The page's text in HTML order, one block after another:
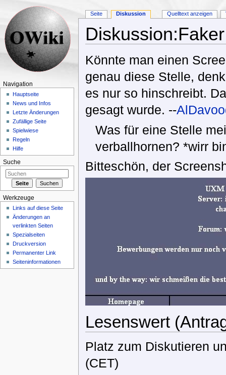
Diskussion:Faker
Könnte man einen
genau diese Stelle,
es nur so hinschreibt.
gesagt wurde. --
Was für eine Stelle
verballhornen? *wirr
Bitteschön, der
Lesenswert
Platz zum Diskutieren
(CET)
Seite Diskussion Quelltext anzeigen
Navigation
Hauptseite
News und Infos
Letzte Änderungen
Zufällige Seite
Spielwiese
Regeln
Hilfe
Suche
Werkzeuge
Links auf diese Seite
Änderungen an
verlinkten Seiten
Spezialseiten
Druckversion
Permanenter Link
Seiteninformationen